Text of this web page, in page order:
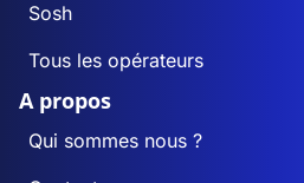
Sosh
Tous les opérateurs
A propos
Qui sommes nous ?